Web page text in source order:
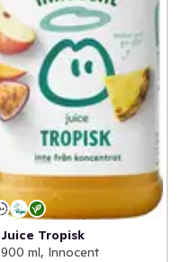
Juice Tropisk
900 ml, Innocent